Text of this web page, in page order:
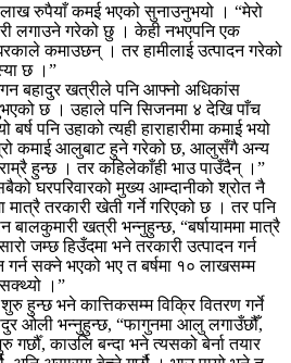
लाख रुपैयाँ कमई भएको सुनाउनुभयो । “मेरो
लगाउने गरेको छु । केही नभएपनि एक
कमाउछन् । तर हामीलाई उत्पादन गरेको
छ ।”
बहादुर खत्रीले पनि आफ्नो अधिकांस
छ । उहाले पनि सिजनमा ४ देखि पाँच
पनि उहाको त्यही हाराहारीमा कमाई भयो
कमाई आलुबाट हुने गरेको छ, आलुसँगै अन्य
हुन्छ । तर कहिलेकाँही भाउ पाउँदैन् ।”
घरपरिवारको मुख्य आम्दानीको श्रोत नै
तरकारी खेती गर्ने गरिएको छ । तर पनि
बालकुमारी खत्री भन्नुहुन्छ, “बर्षायाममा मात्रै
जम्छ हिउँदमा भने तरकारी उत्पादन गर्न
गर्न सक्ने भएको भए त बर्षमा १० लाखसम्म
।”
हुन्छ भने कात्तिकसम्म विक्रि वितरण गर्ने
ओली भन्नुहुन्छ, “फागुनमा आलु लगाउँछौँ,
काउलि बन्दा भने त्यसको बेर्ना तयार